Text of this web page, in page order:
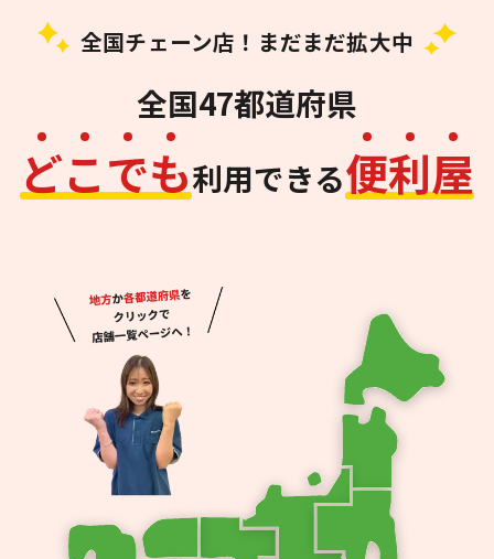
全国チェーン店！まだまだ拡大中
全国47都道府県
どこでも利用できる便利屋